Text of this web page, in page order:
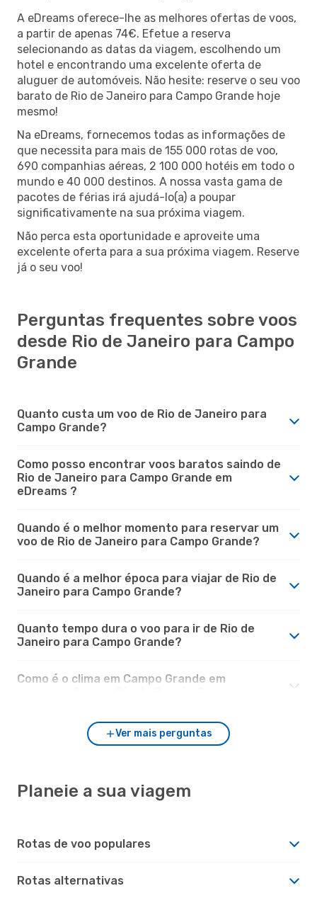
A eDreams oferece-lhe as melhores ofertas de voos,
a partir de apenas 74€. Efetue a reserva
selecionando as datas da viagem, escolhendo um
hotel e encontrando uma excelente oferta de
aluguer de automóveis. Não hesite: reserve o seu voo
barato de Rio de Janeiro para Campo Grande hoje
mesmo!
Na eDreams, fornecemos todas as informações de
que necessita para mais de 155 000 rotas de voo,
690 companhias aéreas, 2 100 000 hotéis em todo o
mundo e 40 000 destinos. A nossa vasta gama de
pacotes de férias irá ajudá-lo(a) a poupar
significativamente na sua próxima viagem.
Não perca esta oportunidade e aproveite uma
excelente oferta para a sua próxima viagem. Reserve
já o seu voo!
Perguntas frequentes sobre voos
desde Rio de Janeiro para Campo
Grande
Quanto custa um voo de Rio de Janeiro para
Campo Grande?
Como posso encontrar voos baratos saindo de
Rio de Janeiro para Campo Grande em
eDreams ?
Quando é o melhor momento para reservar um
voo de Rio de Janeiro para Campo Grande?
Quando é a melhor época para viajar de Rio de
Janeiro para Campo Grande?
Quanto tempo dura o voo para ir de Rio de
Janeiro para Campo Grande?
Como é o clima em Campo Grande em
Ver mais perguntas
Planeie a sua viagem
Rotas de voo populares
Rotas alternativas